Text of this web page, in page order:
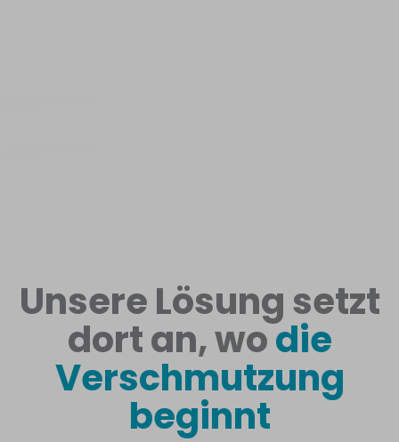
Unsere Lösung setzt
dort an, wodie
Verschmutzung
beginnt